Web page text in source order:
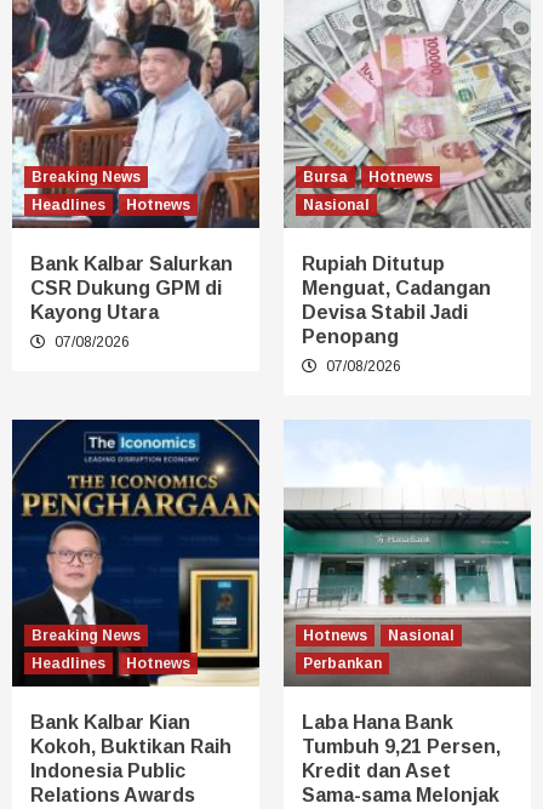
Breaking News
Headlines
Hotnews
Bank Kalbar Salurkan
CSR Dukung GPM di
Kayong Utara
07/08/2026
Bursa
Hotnews
Nasional
Rupiah Ditutup
Menguat, Cadangan
Devisa Stabil Jadi
Penopang
07/08/2026
Breaking News
Headlines
Hotnews
Bank Kalbar Kian
Kokoh, Buktikan Raih
Indonesia Public
Relations Awards
Hotnews
Nasional
Perbankan
Laba Hana Bank
Tumbuh 9,21 Persen,
Kredit dan Aset
Sama-sama Melonjak